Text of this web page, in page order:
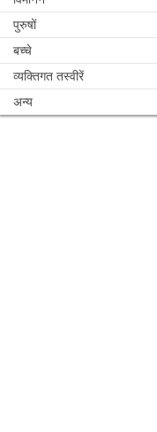
पुरुषों
बच्चे
व्यक्तिगत तस्वीरें
अन्य